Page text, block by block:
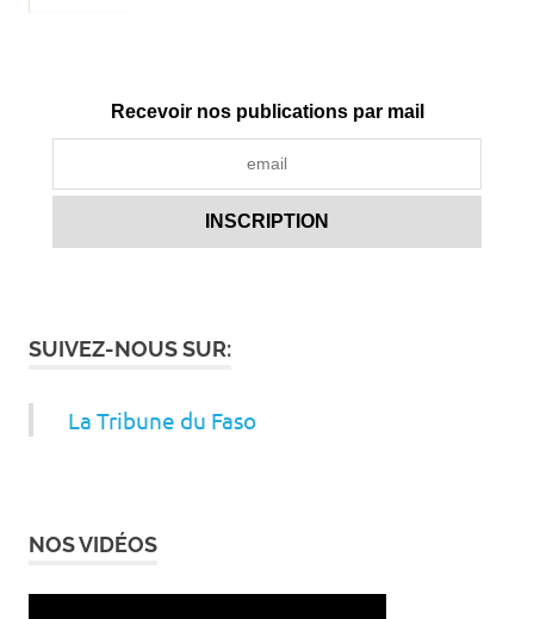
Recevoir nos publications par mail
SUIVEZ-NOUS SUR:
La Tribune du Faso
NOS VIDÉOS